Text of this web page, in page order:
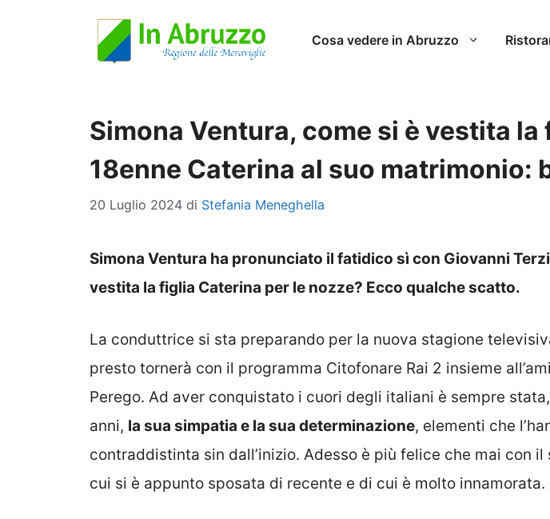
Cosa vedere in Abruzzo
Simona Ventura, come si è vestita la
18enne Caterina al suo matrimonio:
20 Luglio 2024 di Stefania Meneghella
Simona Ventura ha pronunciato il fatidico sì con Giovanni
vestita la figlia Caterina per le nozze? Ecco qualche scatto.
La conduttrice si sta preparando per la nuova stagione
presto tornerà con il programma Citofonare Rai 2 insieme
Perego. Ad aver conquistato i cuori degli italiani è sempre
anni, la sua simpatia e la sua determinazione, elementi che
contraddistinta sin dall’inizio. Adesso è più felice che mai con il
cui si è appunto sposata di recente e di cui è molto innamorata.